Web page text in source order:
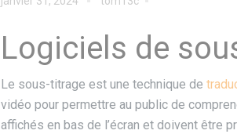
Logiciels de
Le sous-titrage est une technique de
vidéo pour permettre au public de
affichés en bas de l’écran et doivent être